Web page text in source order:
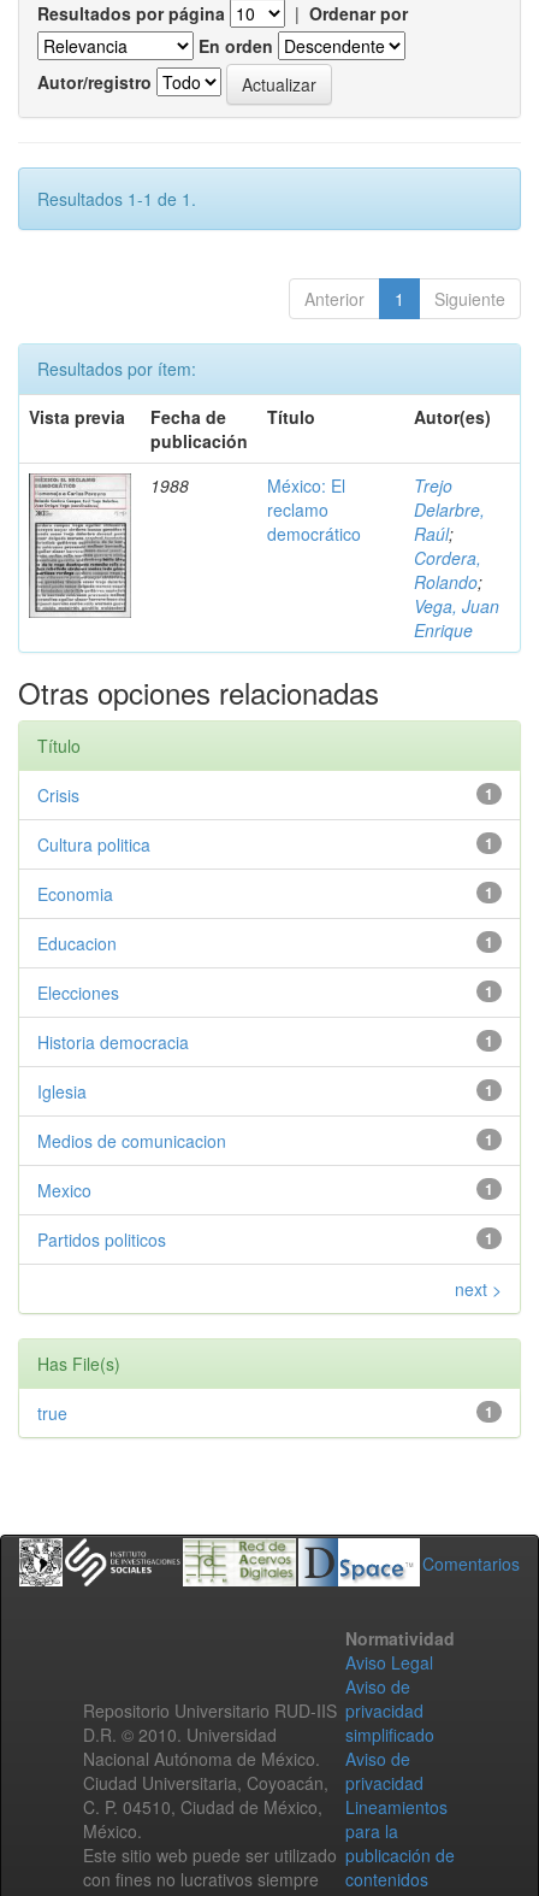
Resultados por página | Ordenar por
En orden
Autor/registro
Resultados 1-1 de 1.
Anterior 1 Siguiente
Resultados por ítem:
Vista previa
Fecha de
publicación
Título Autor(es)
1988
México: El
reclamo
democrático
Trejo
Delarbre,
Raúl;
Cordera,
Rolando;
Vega, Juan
Enrique
Otras opciones relacionadas
Título
1
Crisis
1
Cultura politica
1
Economia
1
Educacion
1
Elecciones
1
Historia democracia
1
Iglesia
1
Medios de comunicacion
1
Mexico
1
Partidos politicos
next >
Has File(s)
1
true
Comentarios
Repositorio Universitario RUD-IIS
D.R. © 2010. Universidad
Nacional Autónoma de México.
Ciudad Universitaria, Coyoacán,
C. P. 04510, Ciudad de México,
México.
Este sitio web puede ser utilizado
con fines no lucrativos siempre
Normatividad
Aviso Legal
Aviso de
privacidad
simplificado
Aviso de
privacidad
Lineamientos
para la
publicación de
contenidos